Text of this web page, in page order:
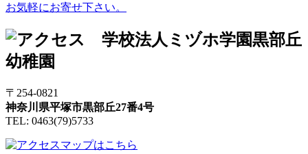
お気軽にお寄せ下さい。
〒254-0821
神奈川県平塚市黒部丘27番4号
TEL: 0463(79)5733